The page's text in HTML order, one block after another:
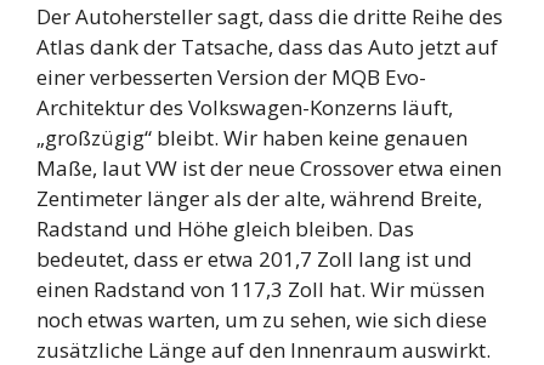
Der Autohersteller sagt, dass die dritte Reihe des
Atlas dank der Tatsache, dass das Auto jetzt auf
einer verbesserten Version der MQB Evo-
Architektur des Volkswagen-Konzerns läuft,
„großzügig“ bleibt. Wir haben keine genauen
Maße, laut VW ist der neue Crossover etwa einen
Zentimeter länger als der alte, während Breite,
Radstand und Höhe gleich bleiben. Das
bedeutet, dass er etwa 201,7 Zoll lang ist und
einen Radstand von 117,3 Zoll hat. Wir müssen
noch etwas warten, um zu sehen, wie sich diese
zusätzliche Länge auf den Innenraum auswirkt.